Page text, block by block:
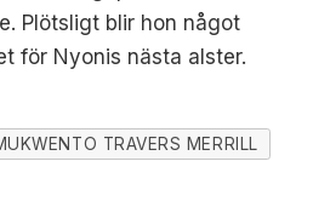
Plötsligt blir hon något
för Nyonis nästa alster.
TRAVERS MERRILL